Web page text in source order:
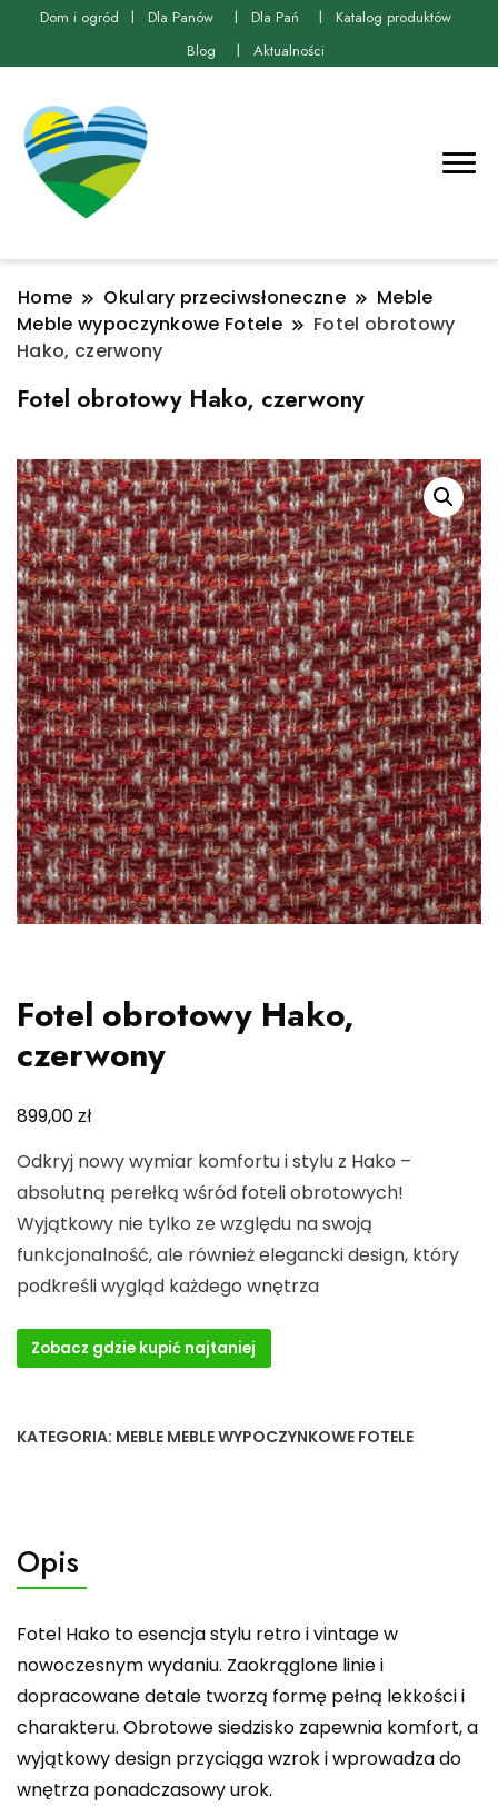
Dom i ogród Dla Panów Dla Pań
Katalog produktów
Blog
Aktualności
Home Okulary przeciwsłoneczne
Meble
Meble wypoczynkowe Fotele
Fotel obrotowy
Hako, czerwony
Fotel obrotowy Hako, czerwony
Fotel obrotowy Hako,
czerwony
899,00zł
Odkryj nowy wymiar komfortu i stylu z Hako –
absolutną perełką wśród foteli obrotowych!
Wyjątkowy nie tylko ze względu na swoją
funkcjonalność, ale również elegancki design, który
podkreśli wygląd każdego wnętrza
Zobacz gdzie kupić najtaniej
KATEGORIA: MEBLE MEBLE WYPOCZYNKOWE FOTELE
Opis
Fotel Hako to esencja stylu retro i vintage w
nowoczesnym wydaniu. Zaokrąglone linie i
dopracowane detale tworzą formę pełną lekkości i
charakteru. Obrotowe siedzisko zapewnia komfort, a
wyjątkowy design przyciąga wzrok i wprowadza do
wnętrza ponadczasowy urok.